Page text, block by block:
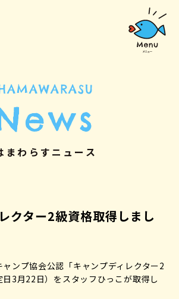
まわらすニュース
クター2級資格取得しまし
ンプ協会公認「キャンプディレクター2
3月22日）をスタッフひっこが取得し